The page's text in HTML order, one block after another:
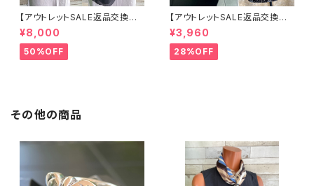
【アウトレットSALE返品交換不
可8/20まで】イタリア製 CASA
DEILUCA ITALY｜前フリル＆B
IGフリルトップス /ブラック
¥8,000
50%OFF
【アウトレットSALE返品交換不
可8/20まで】ワッフル立体フラワ
ー＆無地 2way リバーシブルハ
ット・ワイヤー入り変形ハット・フ
ラワー帽子【ブラック】
¥3,960
28%OFF
その他の商品